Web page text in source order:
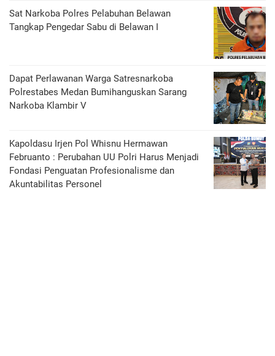
Sat Narkoba Polres Pelabuhan Belawan
Tangkap Pengedar Sabu di Belawan I
Dapat Perlawanan Warga Satresnarkoba
Polrestabes Medan Bumihanguskan Sarang
Narkoba Klambir V
Kapoldasu Irjen Pol Whisnu Hermawan
Februanto : Perubahan UU Polri Harus Menjadi
Fondasi Penguatan Profesionalisme dan
Akuntabilitas Personel